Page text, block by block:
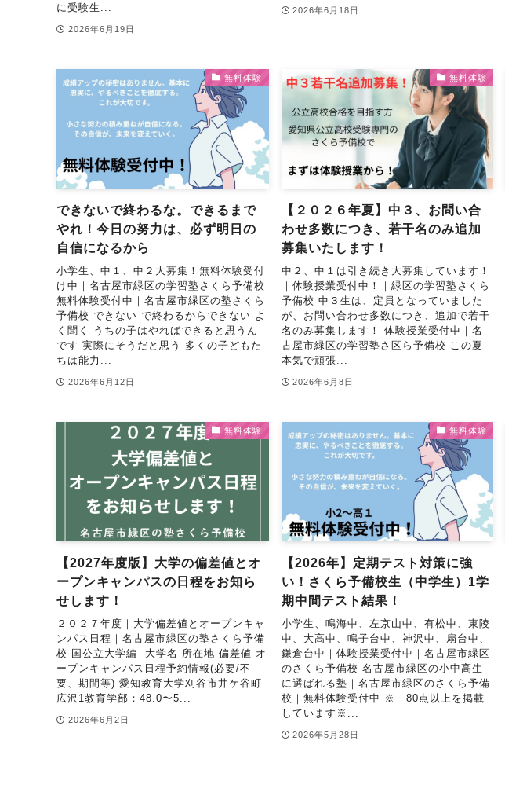
に受験生...
2026年6月19日
2026年6月18日
無料体験
できないで終わるな。できるまで
やれ！今日の努力は、必ず明日の
自信になるから
小学生、中１、中２大募集！無料体験受付
け中｜名古屋市緑区の学習塾さくら予備校
無料体験受付中｜名古屋市緑区の塾さくら
予備校 できない で終わるからできない よ
く聞く うちの子はやればできると思うん
です 実際にそうだと思う 多くの子どもた
ちは能力...
2026年6月12日
無料体験
【２０２６年夏】中３、お問い合
わせ多数につき、若干名のみ追加
募集いたします！
中２、中１は引き続き大募集しています！
｜体験授業受付中！｜緑区の学習塾さくら
予備校 中３生は、定員となっていました
が、お問い合わせ多数につき、追加で若干
名のみ募集します！ 体験授業受付中｜名
古屋市緑区の学習塾さ区ら予備校 この夏
本気で頑張...
2026年6月8日
無料体験
【2027年度版】大学の偏差値とオ
ープンキャンパスの日程をお知ら
せします！
２０２７年度｜大学偏差値とオープンキャ
ンパス日程｜名古屋市緑区の塾さくら予備
校 国公立大学編 大学名 所在地 偏差値 オ
ープンキャンパス日程予約情報(必要/不
要、期間等) 愛知教育大学刈谷市井ケ谷町
広沢1教育学部：48.0〜5...
2026年6月2日
無料体験
【2026年】定期テスト対策に強
い！さくら予備校生（中学生）1学
期中間テスト結果！
小学生、鳴海中、左京山中、有松中、東陵
中、大高中、鳴子台中、神沢中、扇台中、
鎌倉台中｜体験授業受付中｜名古屋市緑区
のさくら予備校 名古屋市緑区の小中高生
に選ばれる塾｜名古屋市緑区のさくら予備
校｜無料体験受付中 ※ 80点以上を掲載
しています※...
2026年5月28日